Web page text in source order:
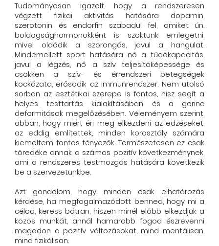
Tudományosan igazolt, hogy a rendszeresen
végzett fizikai aktivitás hatására dopamin,
szerotonin és endorfin szabadul fel, amiket ún.
boldogsághormonokként is szoktunk emlegetni,
mivel oldódik a szorongás, javul a hangulat.
Mindemellett sport hatására nő a tüdőkapacitás,
javul a légzés, nő a szív teljesítőképessége és
csökken a szív- és érrendszeri betegségek
kockázata, erősödik az immunrendszer. Nem utolsó
sorban az esztétikai szerepe is fontos, hisz segít a
helyes testtartás kialakításában és a gerinc
deformitások megelőzésében. Véleményem szerint,
abban, hogy miért éri meg elkezdeni az edzéseket,
az eddig említettek, minden korosztály számára
kiemeltem fontos tényezők. Természetesen ez csak
töredéke annak a számos pozitív következménynek,
ami a rendszeres testmozgás hatására következik
be a szervezetünkbe.
Azt gondolom, hogy minden csak elhatározás
kérdése, ha megfogalmazódott benned, hogy mi a
célod, keress bátran, hiszen minél előbb elkezdjük a
közös munkát, annál hamarabb fogod észrevenni
magadon a pozitív változásokat, mind mentálisan,
mind fizikálisan.